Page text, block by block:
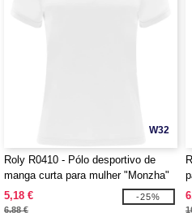
W32
Roly R0410 - Pólo desportivo de
manga curta para mulher "Monzha"
5,18 €
6,88 €
-25%